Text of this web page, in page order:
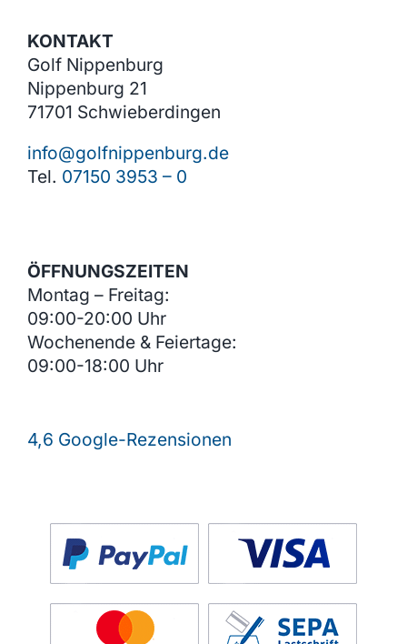
KONTAKT
Golf Nippenburg
Nippenburg 21
71701 Schwieberdingen
info@golfnippenburg.de
Tel. 07150 3953 – 0
ÖFFNUNGSZEITEN
Montag – Freitag:
09:00-20:00 Uhr
Wochenende & Feiertage:
09:00-18:00 Uhr
4,6 Google-Rezensionen